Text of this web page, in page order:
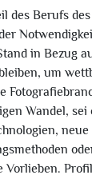
des Berufs
in Bezug
um
Wandel,
neue
Vorlieben.